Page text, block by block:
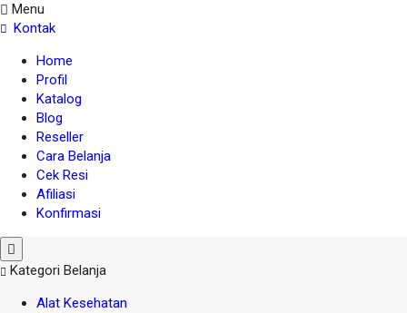
Menu
Kontak
Home
Profil
Katalog
Blog
Reseller
Cara Belanja
Cek Resi
Afiliasi
Konfirmasi
Kategori Belanja
Alat Kesehatan